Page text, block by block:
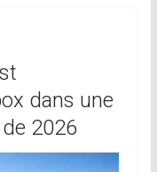
dans une
2026